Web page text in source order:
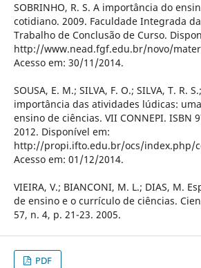
SOBRINHO, R. S. A importância do
cotidiano. 2009. Faculdade Integrada
Trabalho de Conclusão de Curso.
http://www.nead.fgf.edu.br/novo/
Acesso em: 30/11/2014.
SOUSA, E. M.; SILVA, F. O.; SILVA, T. R.
importância das atividades lúdicas:
ensino de ciências. VII CONNEPI. ISBN
2012. Disponível em:
http://propi.ifto.edu.br/ocs/index.php/
Acesso em: 01/12/2014.
VIEIRA, V.; BIANCONI, M. L.; DIAS, M.
de ensino e o currículo de ciências.
57, n. 4, p. 21-23. 2005.
PDF